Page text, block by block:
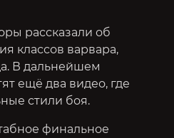
рассказали об
классов варвара,
В дальнейшем
ещё два видео, где
стили боя.
финальное